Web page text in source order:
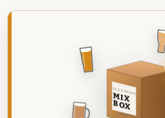
DEZE MAAND
MIX
BOX
8 BIEREN